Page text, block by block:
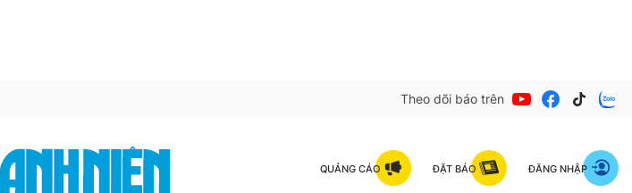
Theo dõi báo trên
QUẢNG CÁO ĐẶT BÁO ĐĂNG NHẬP